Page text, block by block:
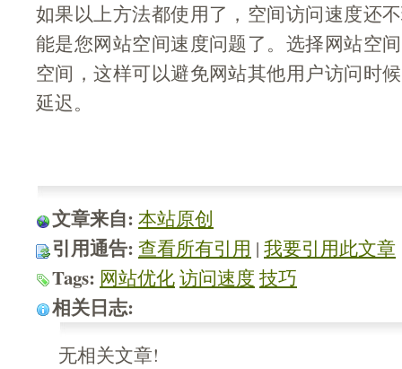
如果以上方法都使用了，空间访问速度还
能是您网站空间速度问题了。选择网站空
空间，这样可以避免网站其他用户访问时
延迟。
文章来自: 本站原创
引用通告: 查看所有引用 | 我要引用此文章
Tags: 网站优化访问速度 技巧
相关日志:
无相关文章!